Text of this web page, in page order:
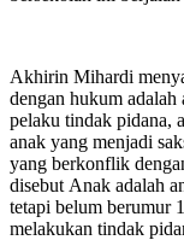
Akhirin Mihardi
dengan hukum
pelaku tindak pidana,
anak yang menjadi
yang berkonflik
disebut Anak adalah
tetapi belum berumur
melakukan tindak